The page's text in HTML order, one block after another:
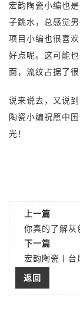
宏韵陶瓷小编也
子跳水，总感觉
项目小编也很喜
好点呢。这可能
面，流纹占据了
说来说去，又说
陶瓷小编祝愿中
光！
上一篇
你真的了解灰
下一篇
宏韵陶瓷丨台
返回